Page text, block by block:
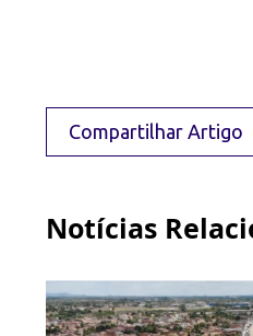
Compartilhar Artigo
Notícias